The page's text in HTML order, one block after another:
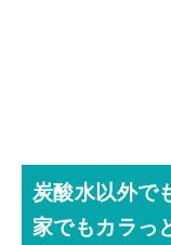
炭酸水以外で
家でもカラっ